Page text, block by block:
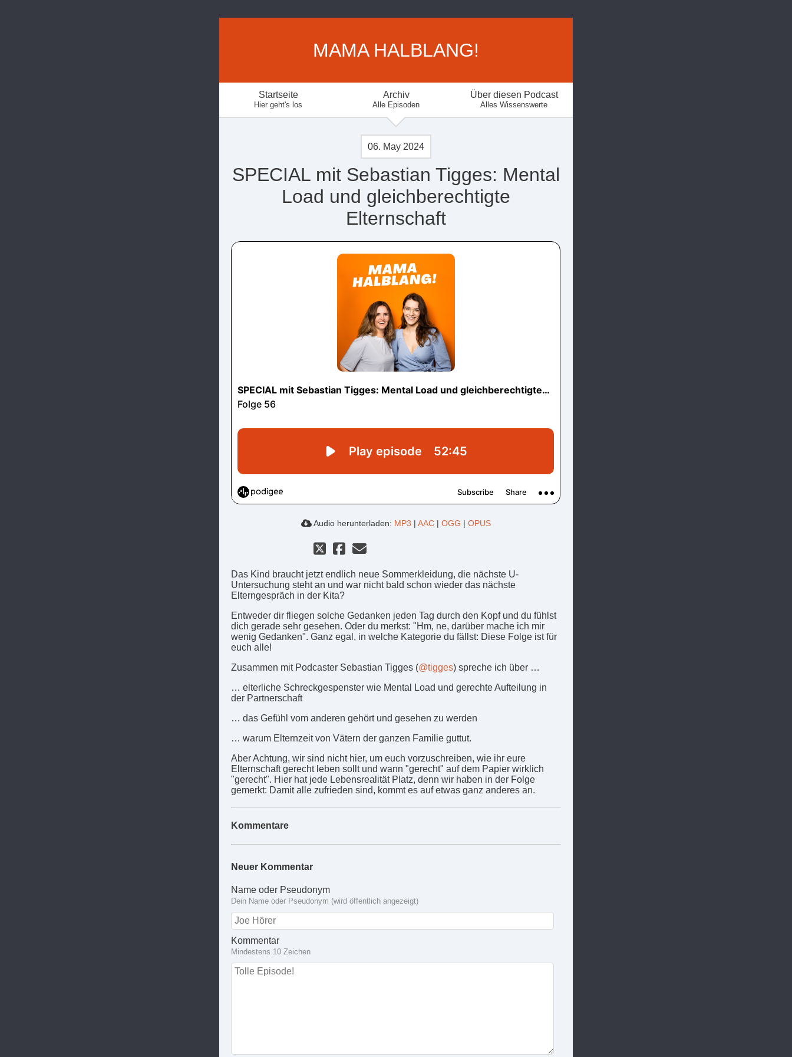
MAMA HALBLANG!
Startseite
Hier geht's los
Archiv
Alle Episoden
Über diesen Podcast
Alles Wissenswerte
06. May 2024
SPECIAL mit Sebastian Tigges: Mental
Load und gleichberechtigte
Elternschaft
Audio herunterladen: MP3 | AAC | OGG | OPUS
Das Kind braucht jetzt endlich neue Sommerkleidung, die nächste U-
Untersuchung steht an und war nicht bald schon wieder das nächste
Elterngespräch in der Kita?
Entweder dir fliegen solche Gedanken jeden Tag durch den Kopf und du fühlst
dich gerade sehr gesehen. Oder du merkst: "Hm, ne, darüber mache ich mir
wenig Gedanken". Ganz egal, in welche Kategorie du fällst: Diese Folge ist für
euch alle!
Zusammen mit Podcaster Sebastian Tigges (@tigges) spreche ich über …
… elterliche Schreckgespenster wie Mental Load und gerechte Aufteilung in
der Partnerschaft
… das Gefühl vom anderen gehört und gesehen zu werden
… warum Elternzeit von Vätern der ganzen Familie guttut.
Aber Achtung, wir sind nicht hier, um euch vorzuschreiben, wie ihr eure
Elternschaft gerecht leben sollt und wann "gerecht" auf dem Papier wirklich
"gerecht". Hier hat jede Lebensrealität Platz, denn wir haben in der Folge
gemerkt: Damit alle zufrieden sind, kommt es auf etwas ganz anderes an.
Kommentare
Neuer Kommentar
Name oder Pseudonym
Dein Name oder Pseudonym (wird öffentlich angezeigt)
Kommentar
Mindestens 10 Zeichen